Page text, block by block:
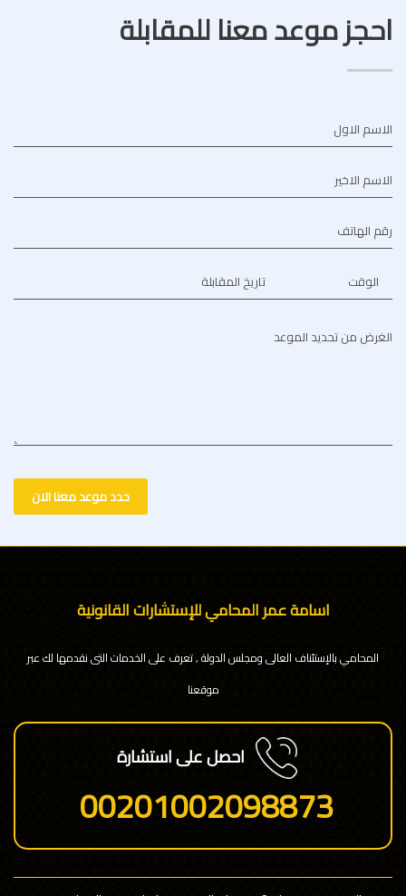
احجز موعد معنا للمقابلة
الاسم الاول
الاسم الاخير
رقم الهاتف
تاريخ المقابلة الوقت
الغرض من تحديد الموعد
حدد موعد معنا الان
اسامة عمر المحامي للإستشارات القانونية
المحامي بالإستئناف العالى ومجلس الدولة , تعرف على الخدمات التى نقدمها لك عبر
موقعنا
احصل على استشارة
00201002098873